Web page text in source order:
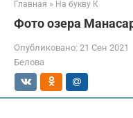
Главная » На букву К
Фото озера
Опубликовано: 21 Сен 2021
Белова